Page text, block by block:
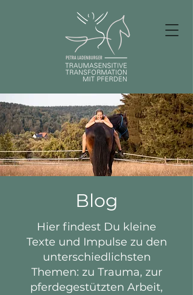
Blog
Hier findest Du kleine
Texte und Impulse zu den
unterschiedlichsten
Themen: zu Trauma, zur
pferdegestützten Arbeit,